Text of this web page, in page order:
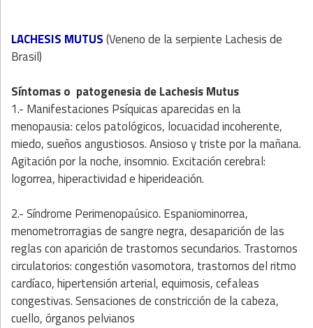
LACHESIS MUTUS(Veneno de la serpiente Lachesis de
Brasil)
Síntomas o patogenesia de Lachesis Mutus
1.- Manifestaciones Psíquicas aparecidas en la
menopausia: celos patológicos, locuacidad incoherente,
miedo, sueños angustiosos. Ansioso y triste por la mañana.
Agitación por la noche, insomnio. Excitación cerebral:
logorrea, hiperactividad e hiperideación.
2.- Síndrome Perimenopaúsico. Espaniominorrea,
menometrorragias de sangre negra, desaparición de las
reglas con aparición de trastornos secundarios. Trastornos
circulatorios: congestión vasomotora, trastornos del ritmo
cardíaco, hipertensión arterial, equimosis, cefaleas
congestivas. Sensaciones de constricción de la cabeza,
cuello, órganos pelvianos